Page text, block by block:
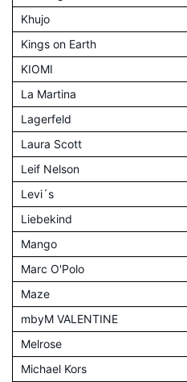
Khujo
Kings on Earth
KIOMI
La Martina
Lagerfeld
Laura Scott
Leif Nelson
Levi´s
Liebekind
Mango
Marc O'Polo
Maze
mbyM VALENTINE
Melrose
Michael Kors